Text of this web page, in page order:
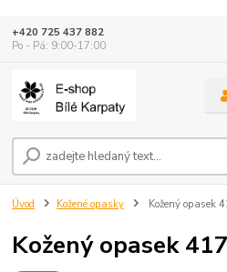
+420 725 437 882
Po - Pá: 9:00-17:00
Úvod Kožené opasky Kožený opasek
Kožený opasek